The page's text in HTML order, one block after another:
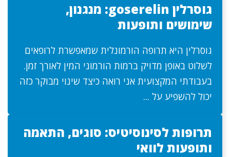
גוסרלין goserelin: מנגנון,
שימושים ותופעות
גוסרלין היא תרופה הורמונלית שמאפשרת לרופאים
לשלוט באופן מדויק ברמות הורמוני המין לאורך זמן.
בעבודתי המקצועית אני רואה כיצד שינוי מבוקר כזה
יכול להשפיע על ...
תרופות לסינוסיטיס: סוגים, התאמה
ותופעות לוואי